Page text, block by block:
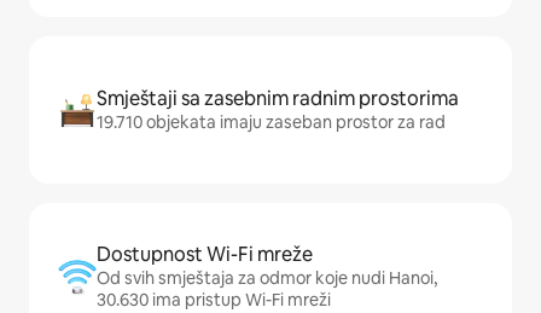
Smještaji sa zasebnim radnim prostorima
19.710 objekata imaju zaseban prostor za rad
Dostupnost Wi-Fi mreže
Od svih smještaja za odmor koje nudi Hanoi,
30.630 ima pristup Wi-Fi mreži